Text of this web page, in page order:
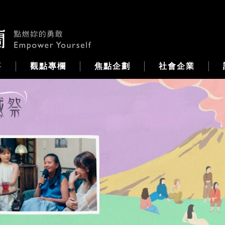
觀點專欄 焦點企劃 社會企業